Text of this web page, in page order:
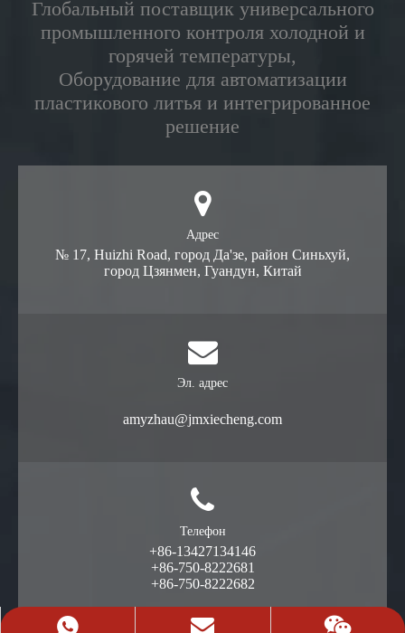
Глобальный поставщик универсального
промышленного контроля холодной и
горячей температуры,
Оборудование для автоматизации
пластикового литья и интегрированное
решение
Адрес
№ 17, Huizhi Road, город Да'зе, район Синьхуй,
город Цзянмен, Гуандун, Китай
Эл. адрес
amyzhau@jmxiecheng.com
Телефон
+86-13427134146
+86-750-8222681
+86-750-8222682
+86-13427134146
Запросить цитату
13427134146